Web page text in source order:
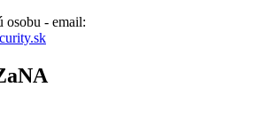
osobu - email: